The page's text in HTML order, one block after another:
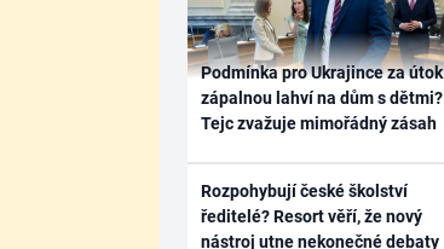
Podmínka pro Ukrajince za útok
zápalnou lahví na dům s dětmi?
Tejc zvažuje mimořádný zásah
Rozpohybují české školství
ředitelé? Resort věří, že nový
nástroj utne nekonečné debaty